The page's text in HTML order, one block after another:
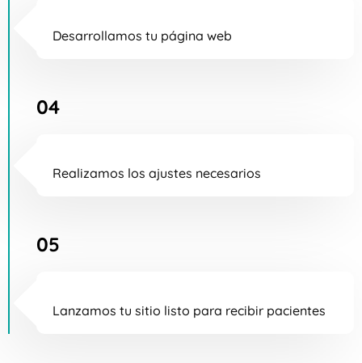
Desarrollamos tu página web
Realizamos los ajustes necesarios
04
Lanzamos tu sitio listo para recibir pacientes
05